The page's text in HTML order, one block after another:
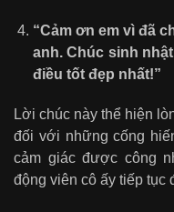
“Cảm ơn em vì đã
anh. Chúc sinh
điều tốt đẹp nhất!”
Lời chúc này thể hiện
đối với những cống
cảm giác được công
động viên cô ấy tiếp tục